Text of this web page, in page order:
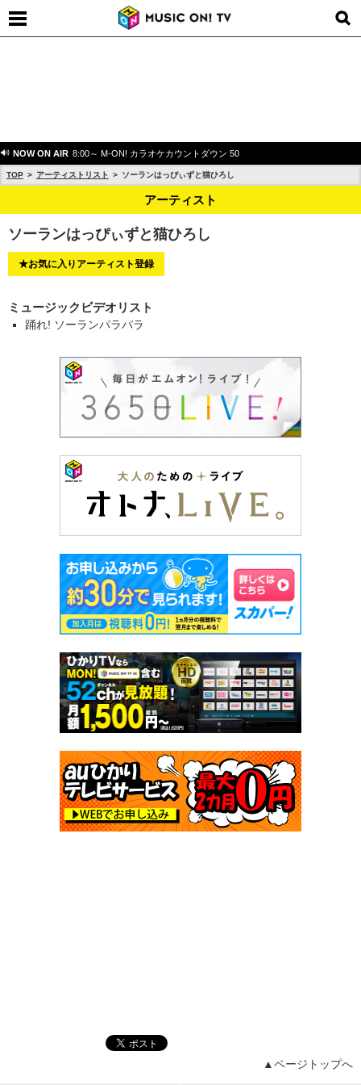
NOW ON AIR 8:00～ M-ON! カラオケカウントダウン 50
TOP アーティストリスト ソーランはっぴぃずと猫ひろし
アーティスト
ソーランはっぴぃずと猫ひろし
★お気に入りアーティスト登録
ミュージックビデオリスト
踊れ! ソーランパラパラ
▲ページトップへ